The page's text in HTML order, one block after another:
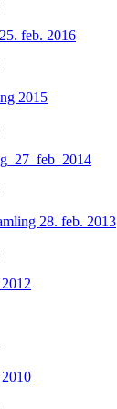
feb. 2016
2015
28. feb. 2013